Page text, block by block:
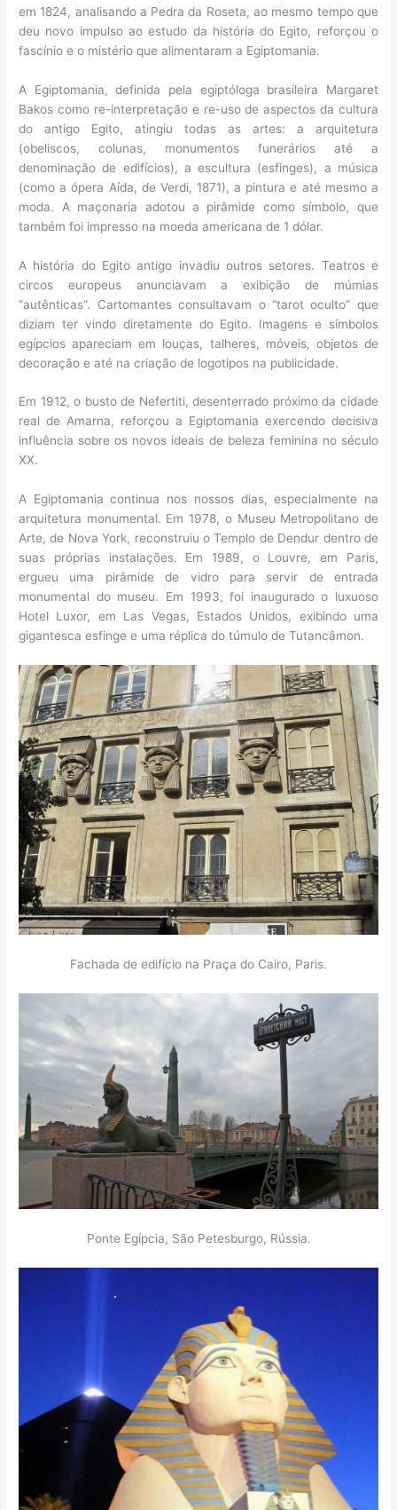
em 1824, analisando a Pedra da Roseta, ao mesmo tempo que
deu novo impulso ao estudo da história do Egito, reforçou o
fascínio e o mistério que alimentaram a Egiptomania.
A Egiptomania, definida pela egiptóloga brasileira Margaret
Bakos como re-interpretação e re-uso de aspectos da cultura
do antigo Egito, atingiu todas as artes: a arquitetura
(obeliscos, colunas, monumentos funerários até a
denominação de edifícios), a escultura (esfinges), a música
(como a ópera Aída, de Verdi, 1871), a pintura e até mesmo a
moda. A maçonaria adotou a pirâmide como símbolo, que
também foi impresso na moeda americana de 1 dólar.
A história do Egito antigo invadiu outros setores. Teatros e
circos europeus anunciavam a exibição de múmias
“autênticas”. Cartomantes consultavam o “tarot oculto” que
diziam ter vindo diretamente do Egito. Imagens e símbolos
egípcios apareciam em louças, talheres, móveis, objetos de
decoração e até na criação de logotipos na publicidade.
Em 1912, o busto de Nefertiti, desenterrado próximo da cidade
real de Amarna, reforçou a Egiptomania exercendo decisiva
influência sobre os novos ideais de beleza feminina no século
XX.
A Egiptomania continua nos nossos dias, especialmente na
arquitetura monumental. Em 1978, o Museu Metropolitano de
Arte, de Nova York, reconstruiu o Templo de Dendur dentro de
suas próprias instalações. Em 1989, o Louvre, em Paris,
ergueu uma pirâmide de vidro para servir de entrada
monumental do museu. Em 1993, foi inaugurado o luxuoso
Hotel Luxor, em Las Vegas, Estados Unidos, exibindo uma
gigantesca esfinge e uma réplica do túmulo de Tutancâmon.
Fachada de edifício na Praça do Cairo, Paris.
Ponte Egípcia, São Petesburgo, Rússia.